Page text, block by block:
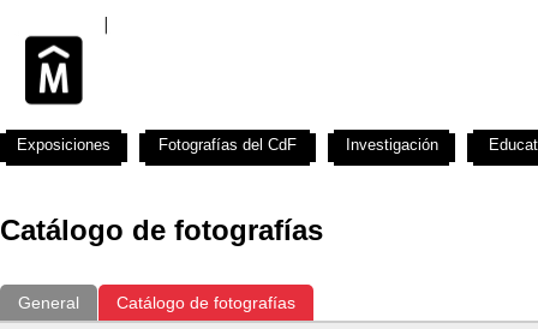
Catálogo de fotografías
General Catálogo de fotografías
Exposiciones Fotografías del CdF Investigación